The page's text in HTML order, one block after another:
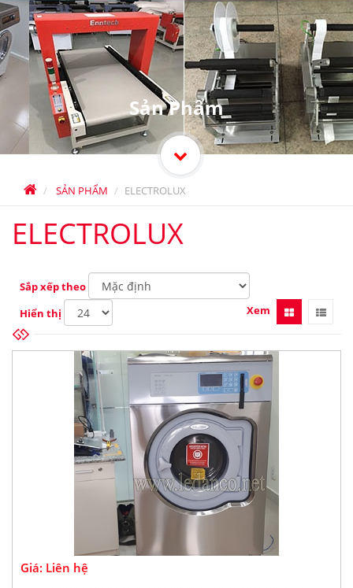
SẢN PHẨM ELECTROLUX
Sản Phẩm
ELECTROLUX
Sắp xếp theo
Hiển thị
Xem
Giá: Liên hệ